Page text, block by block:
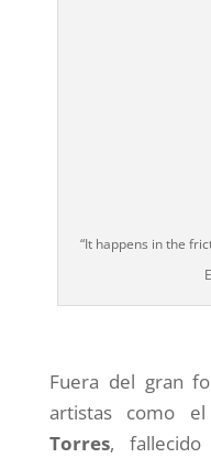
“It happens in the
Fuera del gran
artistas como
Torres,